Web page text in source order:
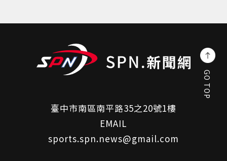
臺中市南區南平路35之20號1樓
EMAIL
sports.spn.news@gmail.com
GO TOP